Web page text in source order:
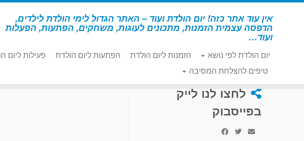
דלג
אין עוד אתר כזה! יום הולדת ועוד – האתר הגדול לימי הולדת לילדים,
הדפסה עצמית הזמנות, מתכונים לעוגות, משחקים, הפתעות, הפעלות
ועוד…
יום הולדת לפי נושא הזמנות ליום הולדת הפתעות ליום הולדת פעילות ליום
טיפים להצלחת המסיבה
דף הבית » מתכונים לעוגות וכיבוד
לחצו לנו לייק
בפייסבוק